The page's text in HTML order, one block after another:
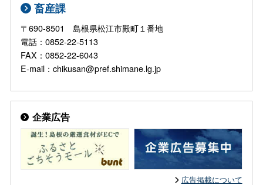
畜産課
〒690-8501 島根県松江市殿町１番地
電話：0852-22-5113
FAX：0852-22-6043
E-mail：chikusan@pref.shimane.lg.jp
企業広告
広告掲載について